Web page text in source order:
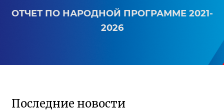
ОТЧЕТ ПО НАРОДНОЙ ПРОГРАММЕ 2021-
2026
Последние новости